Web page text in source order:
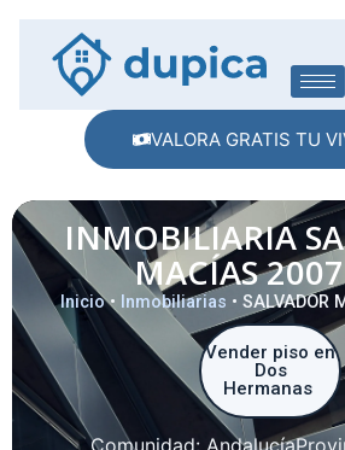
VALORA GRATIS TU
INMOBILIARIA
MACÍAS
Inicio• Inmobiliarias • SALVADOR
Vender piso en
Dos
Hermanas